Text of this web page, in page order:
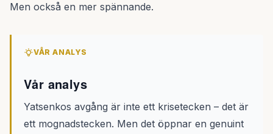
Men också en mer spännande.
VÅR ANALYS
Vår analys
Yatsenkos avgång är inte ett krisetecken – det är
ett mognadstecken. Men det öppnar en genuint